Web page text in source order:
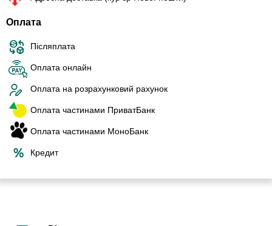
Оплата
Післяплата
Оплата онлайн
Оплата на розрахунковий рахунок
Оплата частинами ПриватБанк
Оплата частинами МоноБанк
Кредит